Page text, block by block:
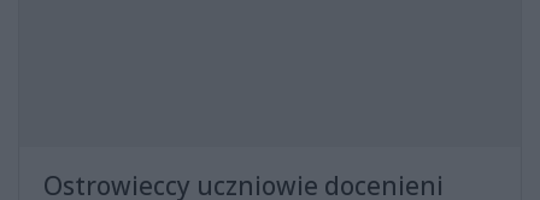
Ostrowieccy uczniowie docenieni